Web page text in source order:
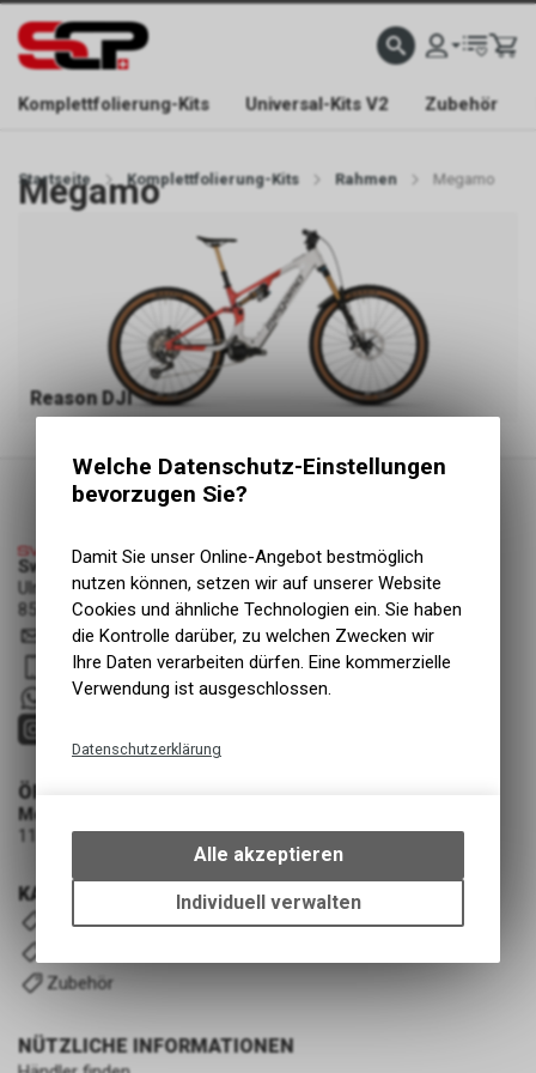
ERREICHBAR NUR WÄHREND DER ÖFFNUNGSZEITEN. GRATIS VERSAND AB
Komplettfolierung-Kits Universal-Kits V2 Zubehör
Startseite Komplettfolierung-Kits Rahmen Megamo
Megamo
Reason DJI
Swiss Cycle Protection - Fabian Löhrer
Ulmenstrasse 3a
8500 Frauenfeld
info@ swisscycleprotection.ch
079 552 85 00
+41 79 5528500
KATEGORIEN
Komplettfolierung-Kits
Zubehör
NÜTZLICHE INFORMATIONEN
ÖFFNUNGSZEITEN
Montag - Mittwoch
11:00 - 19:00 Uhr (nach Vereinbarung)
Welche Datenschutz-Einstellungen
bevorzugen Sie?
Damit Sie unser Online-Angebot bestmöglich
nutzen können, setzen wir auf unserer Website
Cookies und ähnliche Technologien ein. Sie haben
die Kontrolle darüber, zu welchen Zwecken wir
Ihre Daten verarbeiten dürfen. Eine kommerzielle
Verwendung ist ausgeschlossen.
Datenschutzerklärung
bestimmte Interaktionen und
Einstellungen auf Ihrem Gerät,
um die grundlegenden
Funktionen unseres Online-
keinerlei Rückschlüsse auf Ihre
Alle akzeptieren
Individuell verwalten